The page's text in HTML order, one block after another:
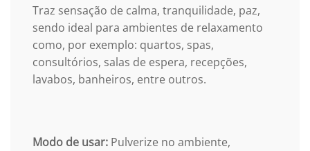
Traz sensação de calma, tranquilidade, paz,
sendo ideal para ambientes de relaxamento
como, por exemplo: quartos, spas,
consultórios, salas de espera, recepções,
lavabos, banheiros, entre outros.
Modo de usar: Pulverize no ambiente,